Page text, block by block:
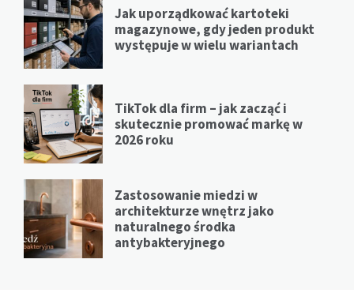
Jak uporządkować kartoteki
magazynowe, gdy jeden produkt
występuje w wielu wariantach
TikTok dla firm – jak zacząć i
skutecznie promować markę w
2026 roku
Zastosowanie miedzi w
architekturze wnętrz jako
naturalnego środka
antybakteryjnego